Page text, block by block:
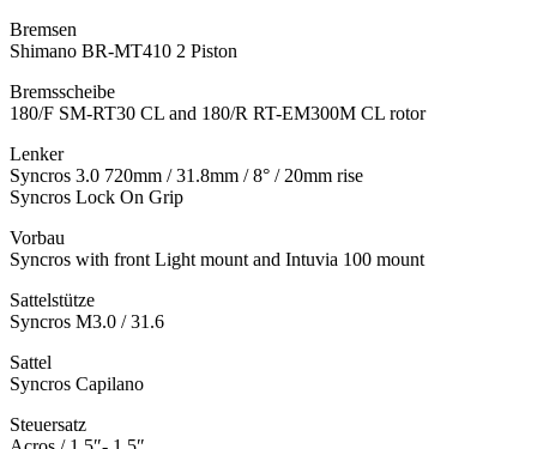
Bremsen
Shimano BR-MT410 2 Piston
Bremsscheibe
180/F SM-RT30 CL and 180/R RT-EM300M CL rotor
Lenker
Syncros 3.0 720mm / 31.8mm / 8° / 20mm rise
Syncros Lock On Grip
Vorbau
Syncros with front Light mount and Intuvia 100 mount
Sattelstütze
Syncros M3.0 / 31.6
Sattel
Syncros Capilano
Steuersatz